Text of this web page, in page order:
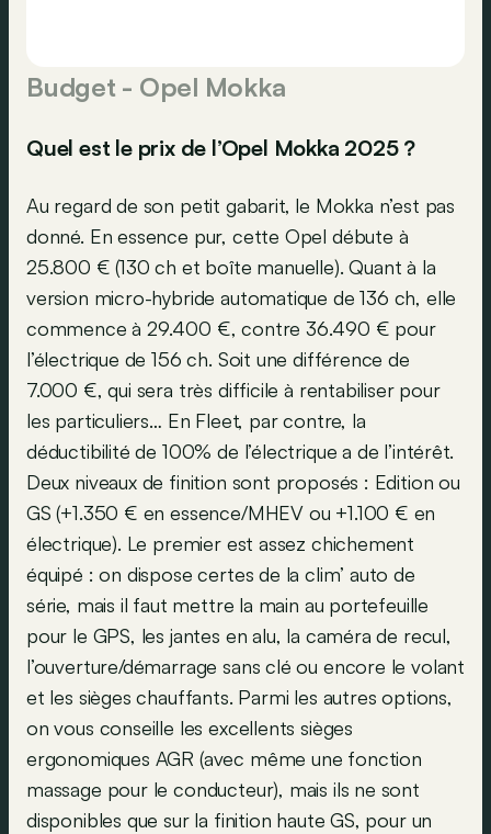
Budget - Opel Mokka
Quel est le prix de l’Opel Mokka 2025 ?
Au regard de son petit gabarit, le Mokka n’est pas
donné. En essence pur, cette Opel débute à
25.800 € (130 ch et boîte manuelle). Quant à la
version micro-hybride automatique de 136 ch, elle
commence à 29.400 €, contre 36.490 € pour
l’électrique de 156 ch. Soit une différence de
7.000 €, qui sera très difficile à rentabiliser pour
les particuliers… En Fleet, par contre, la
déductibilité de 100% de l’électrique a de l’intérêt.
Deux niveaux de finition sont proposés : Edition ou
GS (+1.350 € en essence/MHEV ou +1.100 € en
électrique). Le premier est assez chichement
équipé : on dispose certes de la clim’ auto de
série, mais il faut mettre la main au portefeuille
pour le GPS, les jantes en alu, la caméra de recul,
l’ouverture/démarrage sans clé ou encore le volant
et les sièges chauffants. Parmi les autres options,
on vous conseille les excellents sièges
ergonomiques AGR (avec même une fonction
massage pour le conducteur), mais ils ne sont
disponibles que sur la finition haute GS, pour un